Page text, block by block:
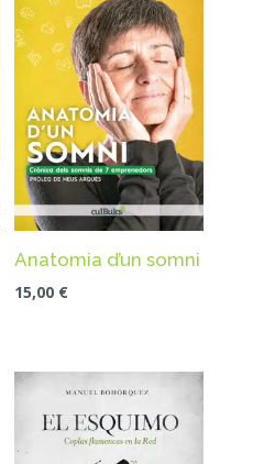
Anatomia d’un somni
15,00 €